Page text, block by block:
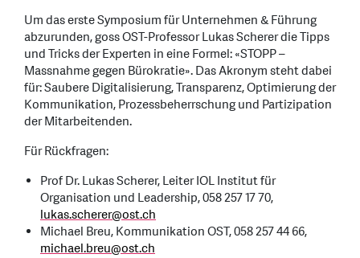
Um das erste Symposium für Unternehmen & Führung
abzurunden, goss OST-Professor Lukas Scherer die Tipps
und Tricks der Experten in eine Formel: «STOPP –
Massnahme gegen Bürokratie». Das Akronym steht dabei
für: Saubere Digitalisierung, Transparenz, Optimierung der
Kommunikation, Prozessbeherrschung und Partizipation
der Mitarbeitenden.
Für Rückfragen:
Prof Dr. Lukas Scherer, Leiter IOL Institut für
Organisation und Leadership, 058 257 17 70,
lukas.scherer@ost.ch
Michael Breu, Kommunikation OST, 058 257 44 66,
michael.breu@ost.ch